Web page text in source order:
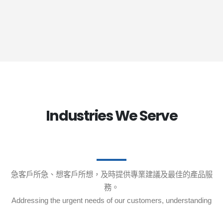
Industries We Serve
急客戶所急、想客戶所想，及時提供專業建議及最佳的產品服
務。
Addressing the urgent needs of our customers, understanding